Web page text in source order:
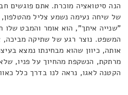
הנה סיטואציה מוכרת. אתם פוגשים
של שיחה נעימה נשמע צליל
"שנייה איתך", הוא אומר והמבט שלו
המשפט. נוצר רגע של שתיקה מביכה,
אותה, כיוון שהוא מבחינתו נמצא
מרתקת, הנשקפת מהחיוך על פניו,
הקטנה לאגו, נראה לנו בדרך כלל